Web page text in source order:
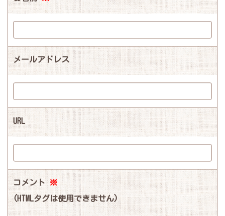
メールアドレス
URL
コメント※
(HTMLタグは使用できません)